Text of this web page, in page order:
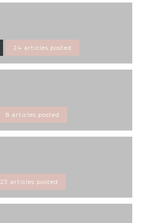
24 articles posted
8 articles posted
23 articles posted